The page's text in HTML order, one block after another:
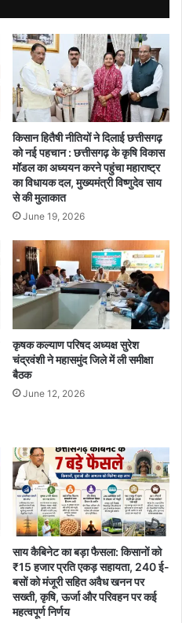
किसान हितैषी नीतियों ने दिलाई छत्तीसगढ़
को नई पहचान : छत्तीसगढ़ के कृषि विकास
मॉडल का अध्ययन करने पहुंचा महाराष्ट्र
का विधायक दल, मुख्यमंत्री विष्णुदेव साय
से की मुलाकात
June 19, 2026
कृषक कल्याण परिषद अध्यक्ष सुरेश
चंद्रवंशी ने महासमुंद जिले में ली समीक्षा
बैठक
June 12, 2026
साय कैबिनेट का बड़ा फैसला: किसानों को
₹15 हजार प्रति एकड़ सहायता, 240 ई-
बसों को मंजूरी सहित अवैध खनन पर
सख्ती, कृषि, ऊर्जा और परिवहन पर कई
महत्वपूर्ण निर्णय